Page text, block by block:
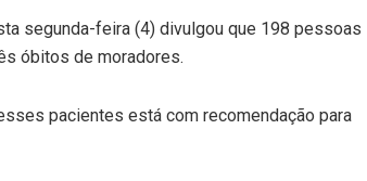
segunda-feira (4) divulgou que 198 pessoas
óbitos de moradores.
pacientes está com recomendação para